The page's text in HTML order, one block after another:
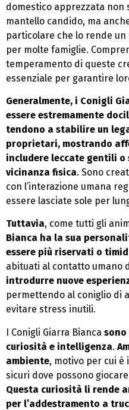
domestico apprezzata non
mantello candido, ma
particolare che lo rende
per molte famiglie.
temperamento di queste
essenziale per garantire
Generalmente, i Conigli
essere estremamente
tendono a stabilire un
proprietari, mostrando
includere leccate gentili o
vicinanza fisica. Sono
con l’interazione umana
essere lasciate sole per
Tuttavia, come tutti gli
Bianca ha la sua
essere più riservati o
abituati al contatto umano
introdurre nuove
permettendo al coniglio di
evitare stress inutili.
I Conigli Giarra Bianca
curiosità e intelligenza.
ambiente, motivo per cui
sicuri dove possono
Questa curiosità li rende
per l’addestramento a